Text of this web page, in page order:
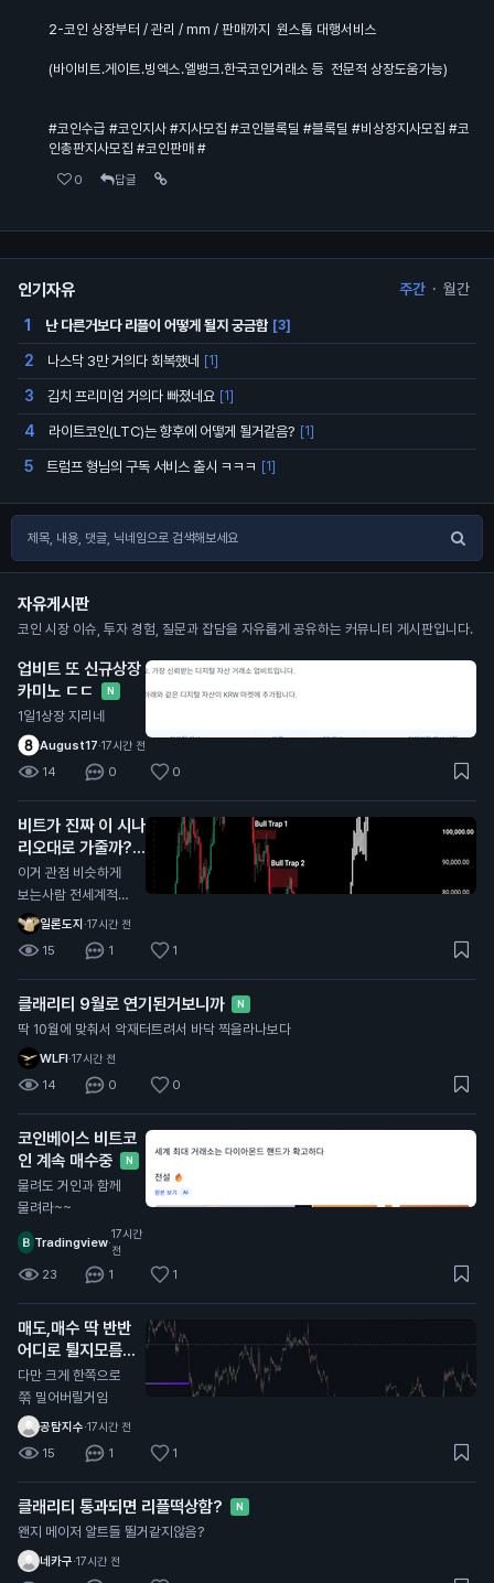
2-코인 상장부터 / 관리 / mm / 판매까지 원스톱 대행서비스
(바이비트.게이트.빙엑스.엘뱅크.한국코인거래소 등 전문적 상장도움가능)
#코인수급 #코인지사 #지사모집 #코인블록딜 #블록딜 #비상장지사모집 #코
인총판지사모집 #코인판매 #
0 답글
인기자유 주간 · 월간
1 난 다른거보다 리플이 어떻게 될지 궁금함 [3]
2 나스닥 3만 거의다 회복했네 [1]
3 김치 프리미엄 거의다 빠졌네요 [1]
4 라이트코인(LTC)는 향후에 어떻게 될거같음? [1]
5 트럼프 형님의 구독 서비스 출시 ㅋㅋㅋ [1]
자유게시판
코인 시장 이슈, 투자 경험, 질문과 잡담을 자유롭게 공유하는 커뮤니티 게시판입니다.
업비트 또 신규상장
카미노 ㄷㄷ
N
1일1상장 지리네
August17·17시간 전
14 0 0
비트가 진짜 이 시나
리오대로 가줄까?
N
이거 관점 비슷하게
보는사람 전세계적으
로 너무 많던데
일론도지 ·17시간 전
15 1 1
클래리티 9월로 연기된거보니까 N
딱 10월에 맞춰서 악재터트려서 바닥 찍을라나보다
WLFI·17시간 전
14 0 0
코인베이스 비트코
인 계속 매수중
N
물려도 거인과 함께
물려라~~
Tradingview·
17시간
전
23 1 1
매도,매수 딱 반반
어디로 튈지모름
N
다만 크게 한쪽으로
쭊 밀어버릴거임
공탐지수·17시간 전
15 1 1
클래리티 통과되면 리플떡상함? N
왠지 메이저 알트들 뛸거같지않음?
네카구·17시간 전